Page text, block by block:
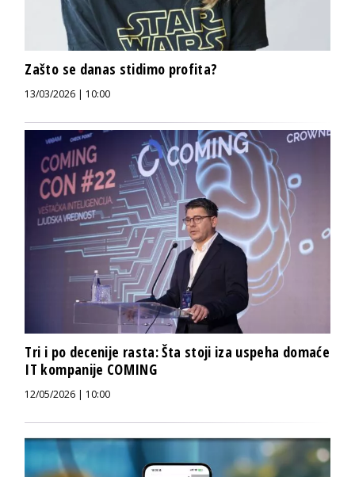
Zašto se danas stidimo profita?
13/03/2026 | 10:00
Tri i po decenije rasta: Šta stoji iza uspeha domaće
IT kompanije COMING
12/05/2026 | 10:00